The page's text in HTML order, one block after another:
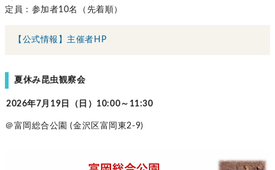
定員：参加者10名（先着順）
【公式情報】主催者HP
夏休み昆虫観察会
2026年7月19日（日）10:00～11:30
＠富岡総合公園 (金沢区富岡東2-9)